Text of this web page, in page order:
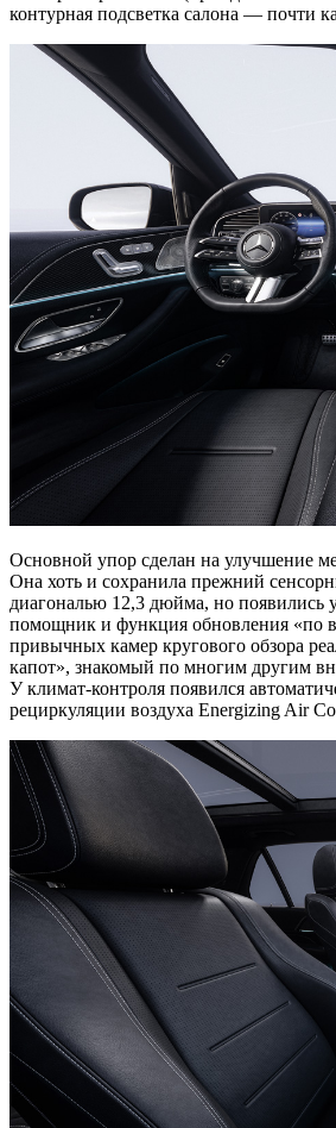
контурная подсветка салона — почти
Основной упор сделан на улучшение
Она хоть и сохранила прежний
диагональю 12,3 дюйма, но появились
помощник и функция обновления «по
привычных камер кругового обзора
капот», знакомый по многим другим
У климат-контроля появился
рециркуляции воздуха Energizing Air